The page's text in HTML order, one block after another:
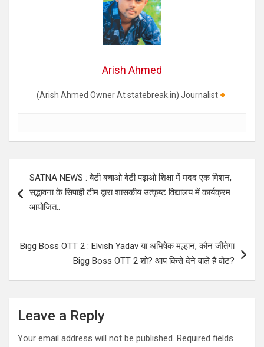
Arish Ahmed
(Arish Ahmed Owner At statebreak.in) Journalist
navigation
SATNA NEWS : बेटी बचाओ बेटी पढ़ाओ शिक्षा में मदद एक मिशन,
सद्भावना के सिपाही टीम द्वारा शासकीय उत्कृष्ट विद्यालय में कार्यक्रम
आयोजित..
Bigg Boss OTT 2 : Elvish Yadav या अभिषेक मल्हान, कौन जीतेगा
Bigg Boss OTT 2 शो? आप किसे देने वाले है वोट?
Leave a Reply
Your email address will not be published. Required fields